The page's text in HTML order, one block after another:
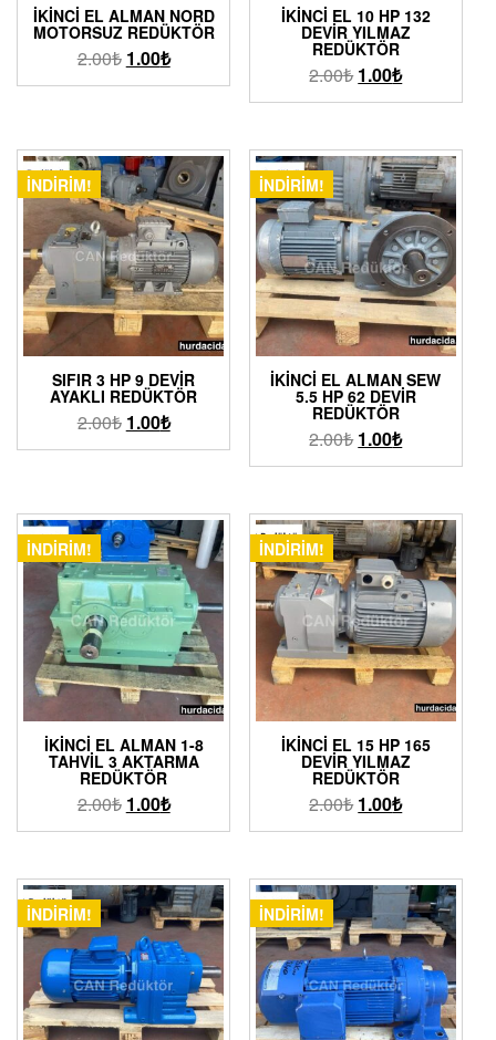
İKINCI EL ALMAN NORD
MOTORSUZ REDÜKTÖR
2.00₺ 1.00₺
İKINCI EL 10 HP 132
DEVIR YILMAZ
REDÜKTÖR
2.00₺ 1.00₺
İNDIRIM!
SIFIR 3 HP 9 DEVIR
AYAKLI REDÜKTÖR
2.00₺ 1.00₺
İNDIRIM!
İKINCI EL ALMAN SEW
5.5 HP 62 DEVIR
REDÜKTÖR
2.00₺ 1.00₺
İNDIRIM!
İKINCI EL ALMAN 1-8
TAHVIL 3 AKTARMA
REDÜKTÖR
2.00₺ 1.00₺
İNDIRIM!
İKINCI EL 15 HP 165
DEVIR YILMAZ
REDÜKTÖR
2.00₺ 1.00₺
İNDIRIM! İNDIRIM!